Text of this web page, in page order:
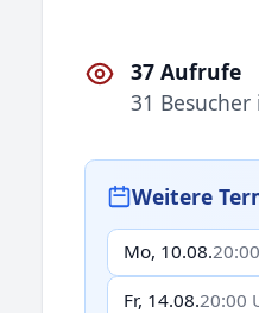
37 Aufrufe
31 Besucher
Weitere
Mo, 10.08.
Fr, 14.08.20:00